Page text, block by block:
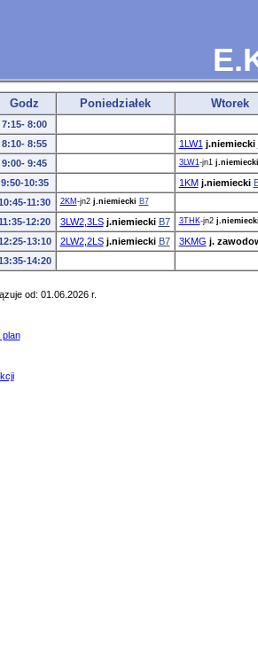
Godz Poniedziałek Wtorek
7:15- 8:00
8:10- 8:55 1LW1 j.niemiecki
9:00- 9:45 3LW1-jn1 j.niemiecki
9:50-10:35 1KM j.niemiecki
11:30 2KM -jn2 j.niemiecki B7
12:20 3LW2, 3LS j.niemiecki B7 3THK-jn2
13:10 2LW2, 2LS j.niemiecki B7 3KMG j.
14:20
od: 01.06.2026 r.
plan